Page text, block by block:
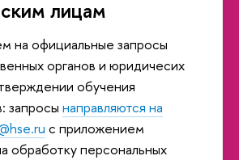
лицам
на официальные запросы
органов и юридичесих
обучения
запросынаправляются на
c приложением
обработку персональных